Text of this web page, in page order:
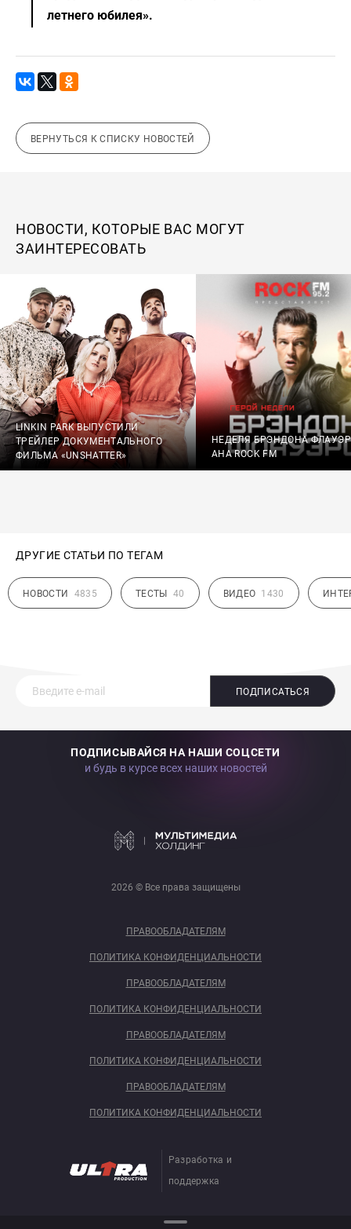
летнего юбилея».
ВЕРНУТЬСЯ К СПИСКУ НОВОСТЕЙ
НОВОСТИ, КОТОРЫЕ ВАС МОГУТ
ЗАИНТЕРЕСОВАТЬ
LINKIN PARK ВЫПУСТИЛИ
ТРЕЙЛЕР ДОКУМЕНТАЛЬНОГО
ФИЛЬМА «UNSHATTER»
НЕДЕЛЯ БРЭНДОНА
АНА ROCK FM
ДРУГИЕ СТАТЬИ ПО ТЕГАМ
НОВОСТИ 4835 ТЕСТЫ 40 ВИДЕО 1430
ПОДПИСАТЬСЯ
ПОДПИСЫВАЙСЯ НА НАШИ СОЦСЕТИ
и будь в курсе всех наших новостей
2026 © Все права защищены
ПРАВООБЛАДАТЕЛЯМ
ПОЛИТИКА КОНФИДЕНЦИАЛЬНОСТИ
ПРАВООБЛАДАТЕЛЯМ
ПОЛИТИКА КОНФИДЕНЦИАЛЬНОСТИ
ПРАВООБЛАДАТЕЛЯМ
ПОЛИТИКА КОНФИДЕНЦИАЛЬНОСТИ
ПРАВООБЛАДАТЕЛЯМ
ПОЛИТИКА КОНФИДЕНЦИАЛЬНОСТИ
Разработка и
поддержка